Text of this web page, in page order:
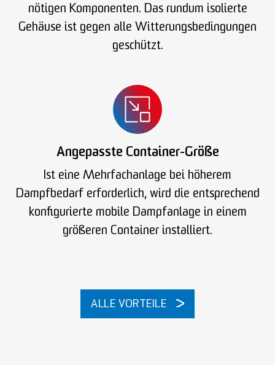
nötigen Komponenten. Das rundum isolierte
Gehäuse ist gegen alle Witterungsbedingungen
geschützt.
Angepasste Container-Größe
Ist eine Mehrfachanlage bei höherem
Dampfbedarf erforderlich, wird die entsprechend
konfigurierte mobile Dampfanlage in einem
größeren Container installiert.
ALLE VORTEILE